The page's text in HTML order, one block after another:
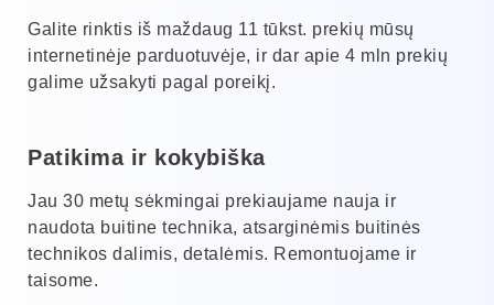
Galite rinktis iš maždaug 11 tūkst. prekių mūsų
internetinėje parduotuvėje, ir dar apie 4 mln prekių
galime užsakyti pagal poreikį.
Patikima ir kokybiška
Jau 30 metų sėkmingai prekiaujame nauja ir
naudota buitine technika, atsarginėmis buitinės
technikos dalimis, detalėmis. Remontuojame ir
taisome.